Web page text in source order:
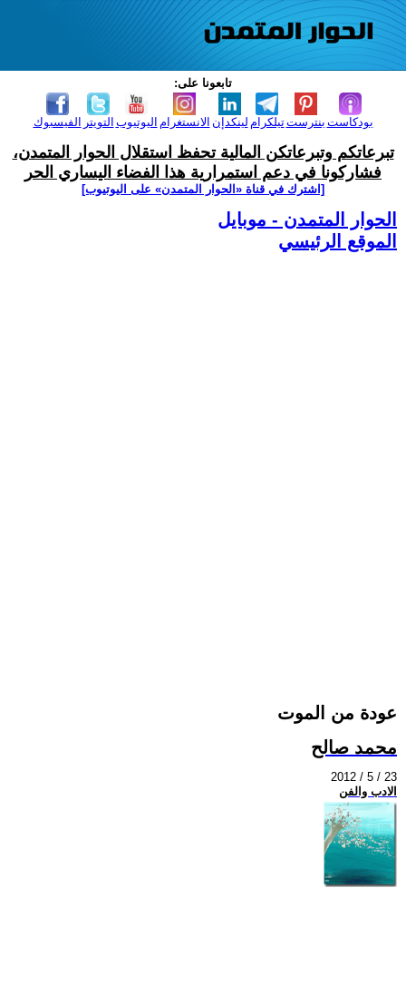
تابعونا على:
الفيسبوك التويتر اليوتيوب الانستغرام لينكدإن تيلكرامبنترست بودكاست
تبرعاتكم وتبرعاتكن المالية تحفظ استقلال الحوار المتمدن،
فشاركونا في دعم استمرارية هذا الفضاء اليساري الحر
[اشترك في قناة ‫«الحوار المتمدن» على اليوتيوب]
الحوار المتمدن - موبايل
الموقع الرئيسي
عودة من الموت
محمد صالح
2012 / 5 / 23
الادب والفن